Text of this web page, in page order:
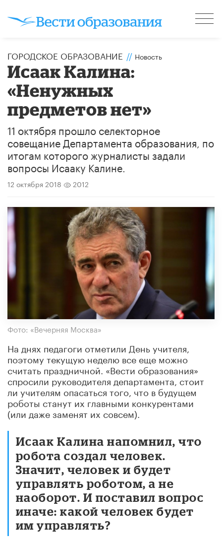
ГОРОДСКОЕ ОБРАЗОВАНИЕ // Новость
Исаак Калина:
«Ненужных
предметов нет»
11 октября прошло селекторное
совещание Департамента образования, по
итогам которого журналисты задали
вопросы Исааку Калине.
12 октября 2018 2012
Фото: «Вечерняя Москва»
На днях педагоги отметили День учителя,
поэтому текущую неделю все еще можно
считать праздничной. «Вести образования»
спросили руководителя департамента, стоит
ли учителям опасаться того, что в будущем
роботы станут их главными конкурентами
(или даже заменят их совсем).
Исаак Калина напомнил, что
робота создал человек.
Значит, человек и будет
управлять роботом, а не
наоборот. И поставил вопрос
иначе: какой человек будет
им управлять?